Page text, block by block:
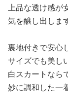
上品な透け感が
気を醸し出します
裏地付きで安心
サイズでも美し
白スカートなら
妙に調和した一